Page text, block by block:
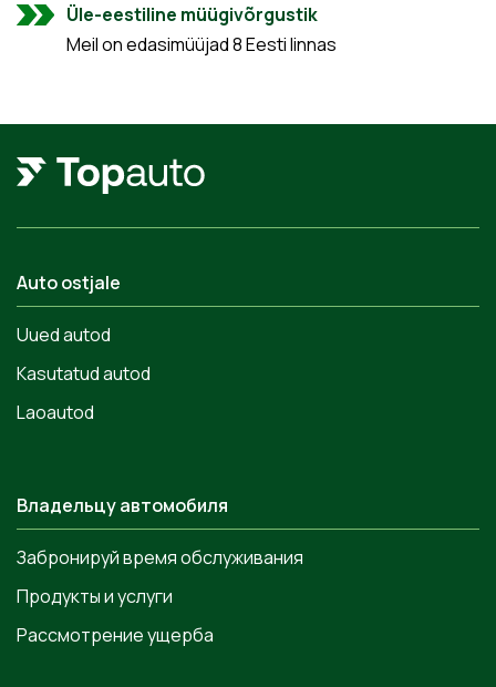
Üle-eestiline müügivõrgustik
Meil on edasimüüjad 8 Eesti linnas
Auto ostjale
Uued autod
Kasutatud autod
Laoautod
Владельцу автомобиля
Забронируй время обслуживания
Продукты и услуги
Рассмотрение ущерба